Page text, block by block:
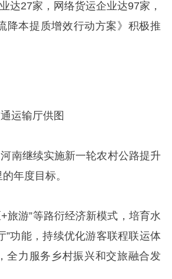
达27家，网络货运企业达97家，
降本提质增效行动方案》积极推
运输厅供图
南继续实施新一轮农村公路提升
年度目标。
旅游”等路衍经济新模式，培育水
”功能，持续优化游客联程联运体
全力服务乡村振兴和交旅融合发